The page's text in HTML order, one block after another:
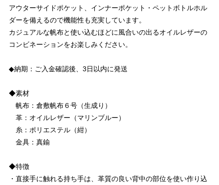
アウターサイドポケット、インナーポケット・ペットボトルホル
ダーを備えるので機能性も充実しています。
カジュアルな帆布と使い込むほどに風合いの出るオイルレザーの
コンビネーションをお楽しみください。
◆納期：ご入金確認後、3日以内に発送
◆素材
帆布：倉敷帆布６号（生成り）
革：オイルレザー（マリンブルー）
糸：ポリエステル（紺）
金具：真鍮
◆特徴
・直接手に触れる持ち手は、革質の良い背中の部位を使い作り込